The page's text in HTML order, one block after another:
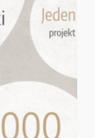
dla Szkół